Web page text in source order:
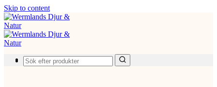
Skip to content
Produkter